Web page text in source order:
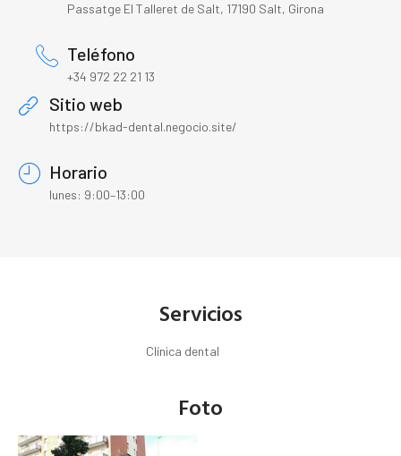
Passatge El Talleret de Salt, 17190 Salt, Girona
Teléfono
+34 972 22 21 13
Sitio web
https://bkad-dental.negocio.site/
Horario
lunes: 9:00–13:00
Servicios
Clínica dental
Foto